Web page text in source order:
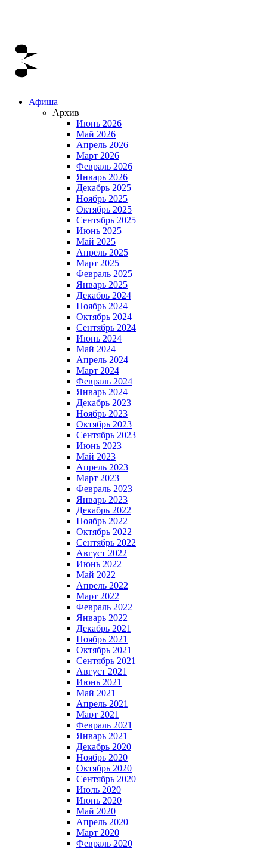
Афиша
Архив
Июнь 2026
Май 2026
Апрель 2026
Март 2026
Февраль 2026
Январь 2026
Декабрь 2025
Ноябрь 2025
Октябрь 2025
Сентябрь 2025
Июнь 2025
Май 2025
Апрель 2025
Март 2025
Февраль 2025
Январь 2025
Декабрь 2024
Ноябрь 2024
Октябрь 2024
Сентябрь 2024
Июнь 2024
Май 2024
Апрель 2024
Март 2024
Февраль 2024
Январь 2024
Декабрь 2023
Ноябрь 2023
Октябрь 2023
Сентябрь 2023
Июнь 2023
Май 2023
Апрель 2023
Март 2023
Февраль 2023
Январь 2023
Декабрь 2022
Ноябрь 2022
Октябрь 2022
Сентябрь 2022
Август 2022
Июнь 2022
Май 2022
Апрель 2022
Март 2022
Февраль 2022
Январь 2022
Декабрь 2021
Ноябрь 2021
Октябрь 2021
Сентябрь 2021
Август 2021
Июнь 2021
Май 2021
Апрель 2021
Март 2021
Февраль 2021
Январь 2021
Декабрь 2020
Ноябрь 2020
Октябрь 2020
Сентябрь 2020
Июль 2020
Июнь 2020
Май 2020
Апрель 2020
Март 2020
Февраль 2020